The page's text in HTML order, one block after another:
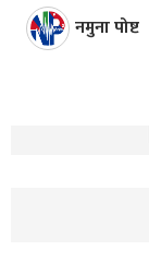
नमुना पोष्ट